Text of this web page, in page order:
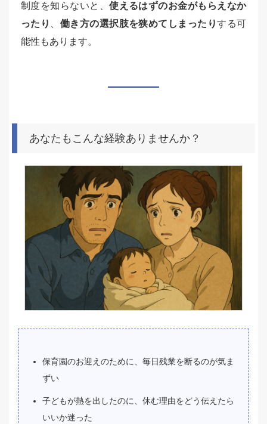
制度を知らないと、使えるはずのお金がもらえなか
ったり
働き方の選択肢を狭めてしまったりする可
能性もあります。
あなたもこんな経験ありませんか？
保育園のお迎えのために、毎日残業を断るのが気ま
ずい
子どもが熱を出したのに、休む理由をどう伝えたら
いいか迷った